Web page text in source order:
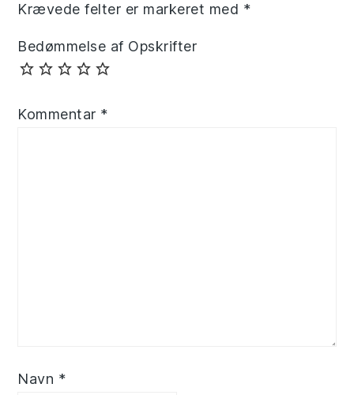
Krævede felter er markeret med *
Bedømmelse af Opskrifter
Kommentar *
Navn *